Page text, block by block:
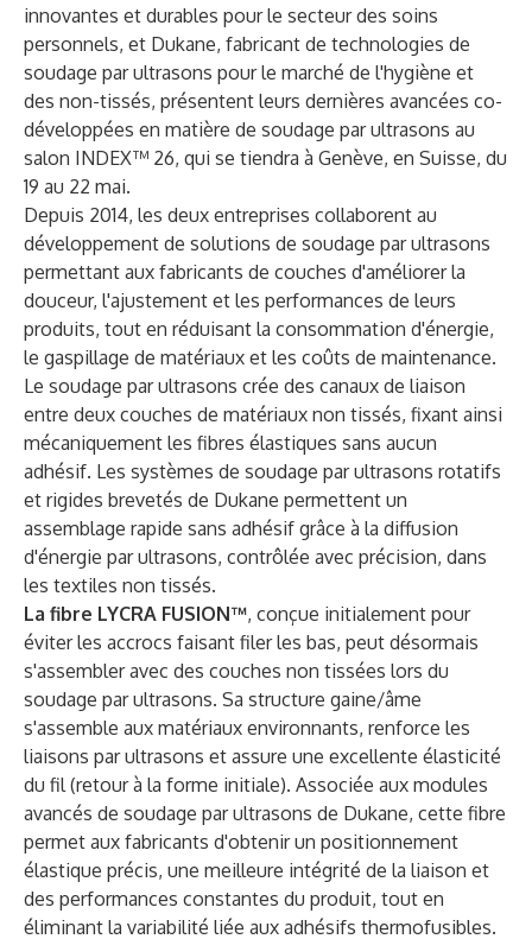
innovantes et durables pour le secteur des soins
personnels, et Dukane, fabricant de technologies de
soudage par ultrasons pour le marché de l'hygiène et
des non-tissés, présentent leurs dernières avancées co-
développées en matière de soudage par ultrasons au
salon INDEX™ 26, qui se tiendra à Genève, en Suisse, du
19 au 22 mai.
Depuis 2014, les deux entreprises collaborent au
développement de solutions de soudage par ultrasons
permettant aux fabricants de couches d'améliorer la
douceur, l'ajustement et les performances de leurs
produits, tout en réduisant la consommation d'énergie,
le gaspillage de matériaux et les coûts de maintenance.
Le soudage par ultrasons crée des canaux de liaison
entre deux couches de matériaux non tissés, fixant ainsi
mécaniquement les fibres élastiques sans aucun
adhésif. Les systèmes de soudage par ultrasons rotatifs
et rigides brevetés de Dukane permettent un
assemblage rapide sans adhésif grâce à la diffusion
d'énergie par ultrasons, contrôlée avec précision, dans
les textiles non tissés.
La fibre LYCRA FUSION™, conçue initialement pour
éviter les accrocs faisant filer les bas, peut désormais
s'assembler avec des couches non tissées lors du
soudage par ultrasons. Sa structure gaine/âme
s'assemble aux matériaux environnants, renforce les
liaisons par ultrasons et assure une excellente élasticité
du fil (retour à la forme initiale). Associée aux modules
avancés de soudage par ultrasons de Dukane, cette fibre
permet aux fabricants d'obtenir un positionnement
élastique précis, une meilleure intégrité de la liaison et
des performances constantes du produit, tout en
éliminant la variabilité liée aux adhésifs thermofusibles.